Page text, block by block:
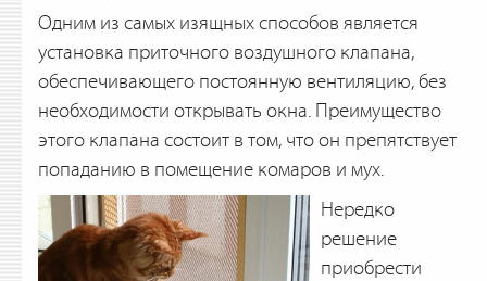
Одним из самых изящных способов является
установка приточного воздушного клапана,
обеспечивающего постоянную вентиляцию, без
необходимости открывать окна. Преимущество
этого клапана состоит в том, что он препятствует
попаданию в помещение комаров и мух.
Нередко
решение
приобрести